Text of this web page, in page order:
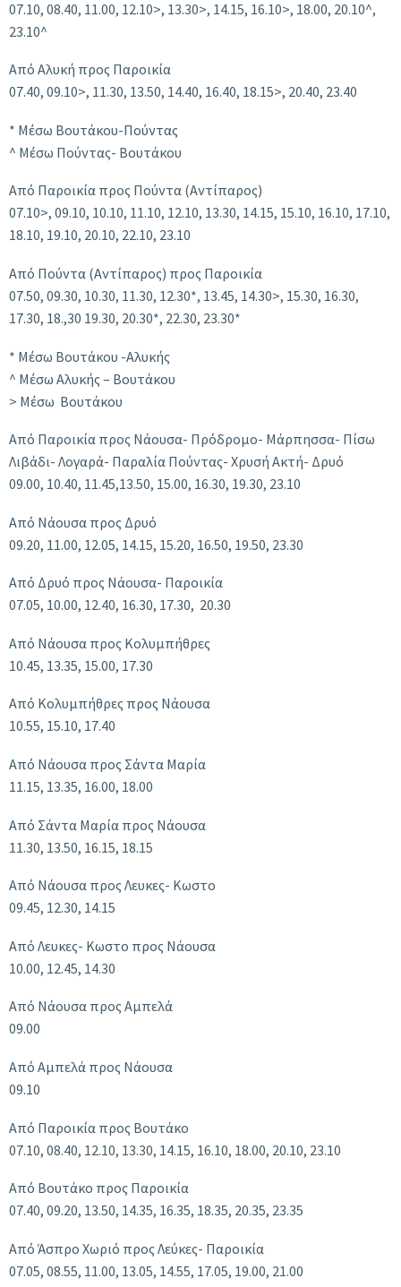
07.10, 08.40, 11.00, 12.10>, 13.30>, 14.15, 16.10>, 18.00, 20.10^,
23.10^
Από Αλυκή προς Παροικία
07.40, 09.10>, 11.30, 13.50, 14.40, 16.40, 18.15>, 20.40, 23.40
* Mέσω Βουτάκου-Πούντας
^ Mέσω Πούντας- Βουτάκου
Από Παροικία προς Πούντα (Αντίπαρος)
07.10>, 09.10, 10.10, 11.10, 12.10, 13.30, 14.15, 15.10, 16.10, 17.10,
18.10, 19.10, 20.10, 22.10, 23.10
Από Πούντα (Αντίπαρος) προς Παροικία
07.50, 09.30, 10.30, 11.30, 12.30*, 13.45, 14.30>, 15.30, 16.30,
17.30, 18.,30 19.30, 20.30*, 22.30, 23.30*
* Mέσω Βουτάκου -Αλυκής
^ Mέσω Αλυκής – Βουτάκου
> Mέσω Βουτάκου
Από Παροικία προς Νάουσα- Πρόδρομο- Μάρπησσα- Πίσω
Λιβάδι- Λογαρά- Παραλία Πούντας- Χρυσή Ακτή- Δρυό
09.00, 10.40, 11.45,13.50, 15.00, 16.30, 19.30, 23.10
Από Νάουσα προς Δρυό
09.20, 11.00, 12.05, 14.15, 15.20, 16.50, 19.50, 23.30
Από Δρυό προς Νάουσα- Παροικία
07.05, 10.00, 12.40, 16.30, 17.30, 20.30
Από Νάουσα προς Κολυμπήθρες
10.45, 13.35, 15.00, 17.30
Από Κολυμπήθρες προς Νάουσα
10.55, 15.10, 17.40
Από Νάουσα προς Σάντα Μαρία
11.15, 13.35, 16.00, 18.00
Από Σάντα Μαρία προς Νάουσα
11.30, 13.50, 16.15, 18.15
Από Νάουσα προς Λευκες- Κωστο
09.45, 12.30, 14.15
Από Λευκες- Κωστο προς Νάουσα
10.00, 12.45, 14.30
Από Νάουσα προς Αμπελά
09.00
Από Αμπελά προς Νάουσα
09.10
Από Παροικία προς Βουτάκο
07.10, 08.40, 12.10, 13.30, 14.15, 16.10, 18.00, 20.10, 23.10
Από Βουτάκο προς Παροικία
07.40, 09.20, 13.50, 14.35, 16.35, 18.35, 20.35, 23.35
Από Άσπρο Χωριό προς Λεύκες- Παροικία
07.05, 08.55, 11.00, 13.05, 14.55, 17.05, 19.00, 21.00